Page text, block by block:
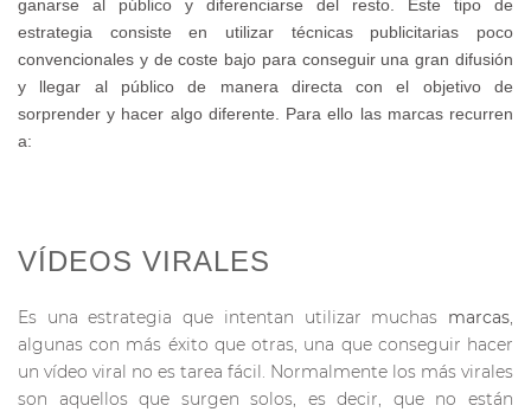
ganarse al público y diferenciarse del resto. Este tipo de
estrategia consiste en utilizar técnicas publicitarias poco
convencionales y de coste bajo para conseguir una gran difusión
y llegar al públicode manera directa con el objetivo de
sorprender y hacer algo diferente. Para ello las marcas recurren
a:
VÍDEOS VIRALES
Es una estrategia que intentan utilizar muchas marcas,
algunas con más éxito que otras, una que conseguir hacer
un vídeo viral no es tarea fácil. Normalmente los más virales
son aquellos que surgen solos, es decir, que no están